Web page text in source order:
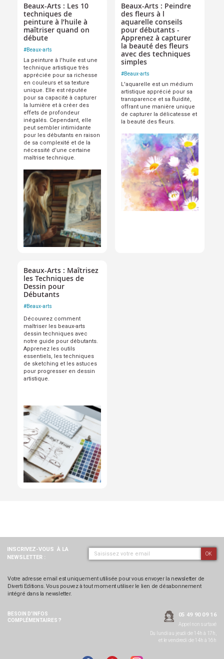
Beaux-Arts : Les 10
techniques de
peinture à l’huile à
maîtriser quand on
débute
#Beaux-arts
La peinture à l'huile est une
technique artistique très
appréciée pour sa richesse
en couleurs et sa texture
unique. Elle est réputée
pour sa capacité à capturer
la lumière et à créer des
effets de profondeur
inégalés. Cependant, elle
peut sembler intimidante
pour les débutants en raison
de sa complexité et de la
nécessité d'une certaine
maîtrise technique.
Beaux-Arts : Peindre
des fleurs à l
aquarelle conseils
pour débutants -
Apprenez à capturer
la beauté des fleurs
avec des techniques
simples
#Beaux-arts
L'aquarelle est un médium
artistique apprécié pour sa
transparence et sa fluidité,
offrant une manière unique
de capturer la délicatesse et
la beauté des fleurs.
Beaux-Arts : Maîtrisez
les Techniques de
Dessin pour
Débutants
#Beaux-arts
Découvrez comment
maîtriser les beaux-arts
dessin techniques avec
notre guide pour débutants.
Apprenez les outils
essentiels, les techniques
de sketching et les astuces
pour progresser en dessin
artistique.
INSCRIVEZ-VOUS À LA
NEWSLETTER :
OK
Votre adresse email est uniquement utilisée pour vous envoyer la newsletter de
Diverti Editions. Vous pouvez à tout moment utiliser le lien de désabonnement
intégré dans la newsletter.
BESOIN D’INFOS
COMPLÉMENTAIRES ?
05 49 90 09 16
Appel non surtaxé
Du lundi au jeudi de 14h à 17h,
et le vendredi de 14h à 16h